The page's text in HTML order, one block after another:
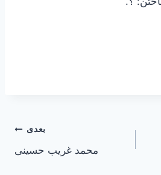
بعدی
محمد غریب حسینی